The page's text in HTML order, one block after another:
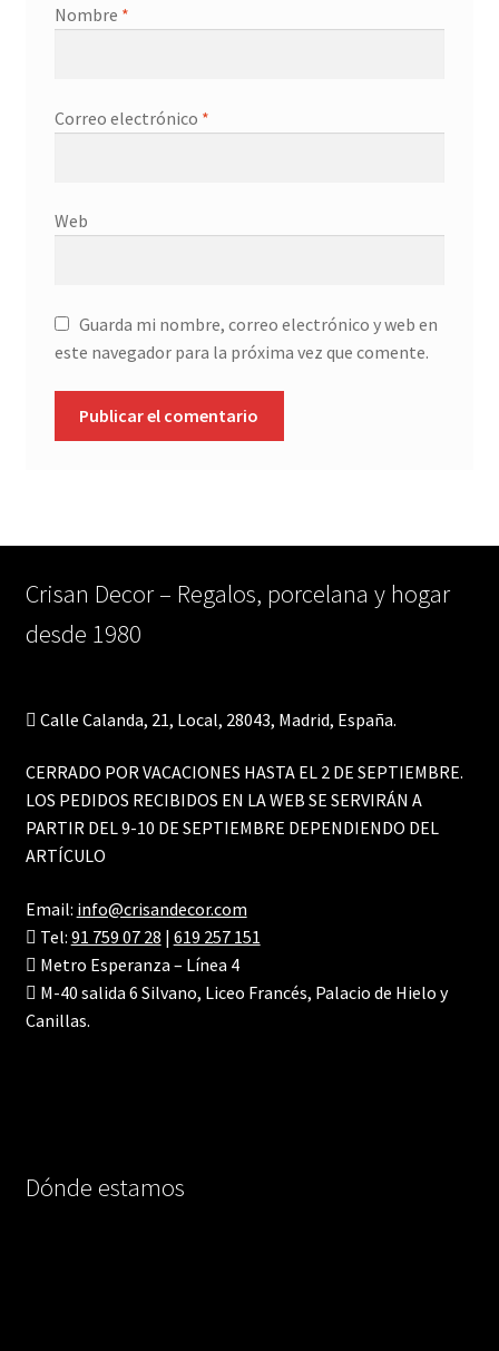
Nombre *
Correo electrónico *
Web
Guarda mi nombre, correo electrónico y web en
este navegador para la próxima vez que comente.
Crisan Decor – Regalos, porcelana y hogar
desde 1980
Calle Calanda, 21, Local, 28043, Madrid, España.
CERRADO POR VACACIONES HASTA EL 2 DE SEPTIEMBRE.
LOS PEDIDOS RECIBIDOS EN LA WEB SE SERVIRÁN A
PARTIR DEL 9-10 DE SEPTIEMBRE DEPENDIENDO DEL
ARTÍCULO
Email: info@crisandecor.com
Tel: 91 759 07 28 | 619 257 151
Metro Esperanza – Línea 4
M-40 salida 6 Silvano, Liceo Francés, Palacio de Hielo y
Canillas.
Dónde estamos